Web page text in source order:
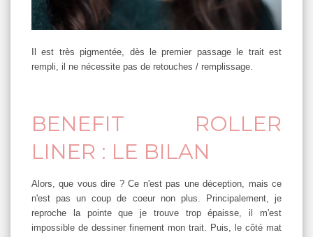
Il est très pigmentée, dès le premier passage le trait est
rempli, il ne nécessite pas de retouches / remplissage.
BENEFIT ROLLER
LINER : LE BILAN
Alors, que vous dire ? Ce n'est pas une déception, mais ce
n'est pas un coup de coeur non plus. Principalement, je
reproche la pointe que je trouve trop épaisse, il m'est
impossible de dessiner finement mon trait. Puis, le côté mat